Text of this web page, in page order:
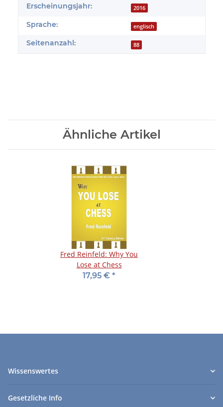
Erscheinungsjahr: 2016
Sprache: englisch
Seitenanzahl: 88
Ähnliche Artikel
Fred Reinfeld: Why You
Lose at Chess
17,95 € *
Wissenswertes
Gesetzliche Info